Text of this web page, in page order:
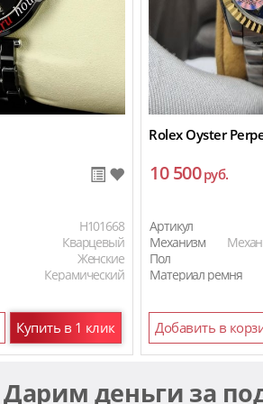
H101668
Кварцевый
Женские
Керамический
Купить в 1 клик
Rolex Oyster
10 500руб.
Артикул
Механизм
Пол
Материал ремня
Добавить в
Дарим деньги за